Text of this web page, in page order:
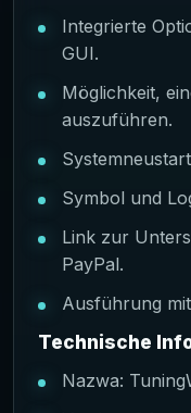
Integrierte
GUI.
Möglichkeit,
auszuführen.
Symbol und
Link zur
PayPal.
Ausführung
Technische
Nazwa: